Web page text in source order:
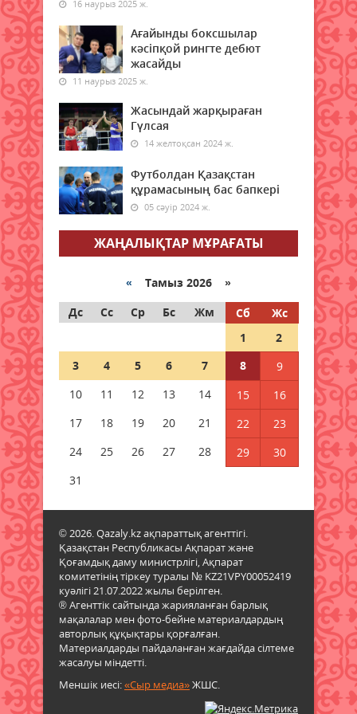
Қазақстанның бірқатар
өңірлеріне аптап ыстық қайта
оралады - синоптиктер
08 тамыз 2026 ж.
Елімізде бір тәулікте үш орман
өрті тіркелді
08 тамыз 2026 ж.
Синоптиктер Астана мен
Алматыда аптап ыстық
болатынын ескертті
орман өрті тіркелді
08 тамыз 2026 ж. 65
Ғалымдар отбасында нешінші
болып туғаныңыз өміріңізге
қалай әсер ететінін айтты
08 тамыз 2026 ж.
1 қыркүйектен бастап жаңа
шектеу: Қазақстанға қандай
көліктерді әкелуге тыйым
салынады?
Гранттан қағылған
талапкерлерге тағы бір
мүмкіндік: 4 мыңнан астам грант
бар
08 тамыз 2026 ж. 57
Азаматтық белсенділік – ел
болашағының кепілі
16 наурыз 2025 ж.
Ағайынды боксшылар
кәсіпқой рингте дебют
жасайды
11 наурыз 2025 ж.
Жасындай жарқыраған
Гүлсая
14 желтоқсан 2024 ж.
Футболдан Қазақстан
құрамасының бас бапкері
05 сәуір 2024 ж.
ЖАҢАЛЫҚТАР МҰРАҒАТЫ
« Тамыз 2026 »
Дс
Сс Ср Бс Жм Сб
Жс
1
2
3
4 5 6 7 8
9
10
11 12 13 14 15
16
17
18 19 20 21 22
23
24
25 26 27 28 29
30
31
© 2026. Qazaly.kz ақпараттық агенттігі.
Қазақстан Республикасы Ақпарат және
Қоғамдық даму министрлігі, Ақпарат
комитетінің тіркеу туралы № KZ21VPY00052419
куәлігі 21.07.2022 жылы берілген.
® Агенттік сайтында жарияланған барлық
мақалалар мен фото-бейне материалдардың
авторлық құқықтары қорғалған.
Материалдарды пайдаланған жағдайда сілтеме
жасалуы міндетті.
Меншік иесі:«Сыр медиа»ЖШС.